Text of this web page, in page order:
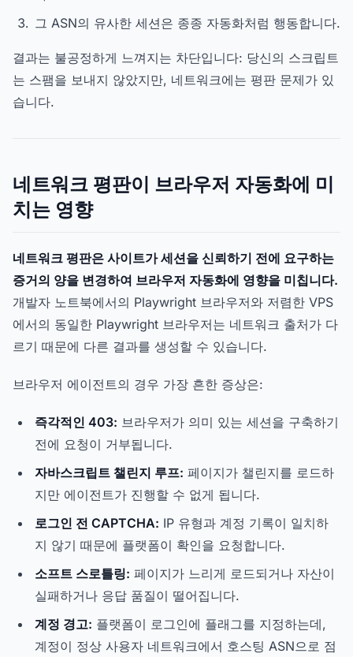
그 ASN의 유사한 세션은 종종 자동화처럼 행동합니다.
결과는 불공정하게 느껴지는 차단입니다: 당신의 스크립트
는 스팸을 보내지 않았지만, 네트워크에는 평판 문제가 있
습니다.
네트워크 평판이 브라우저 자동화에 미
치는 영향
네트워크 평판은 사이트가 세션을 신뢰하기 전에 요구하는
증거의 양을 변경하여 브라우저 자동화에 영향을 미칩니다.
개발자 노트북에서의 Playwright 브라우저와 저렴한 VPS
에서의 동일한 Playwright 브라우저는 네트워크 출처가 다
르기 때문에 다른 결과를 생성할 수 있습니다.
브라우저 에이전트의 경우 가장 흔한 증상은:
즉각적인 403: 브라우저가 의미 있는 세션을 구축하기
전에 요청이 거부됩니다.
자바스크립트 챌린지 루프: 페이지가 챌린지를 로드하
지만 에이전트가 진행할 수 없게 됩니다.
로그인 전 CAPTCHA: IP 유형과 계정 기록이 일치하
지 않기 때문에 플랫폼이 확인을 요청합니다.
소프트 스로틀링: 페이지가 느리게 로드되거나 자산이
실패하거나 응답 품질이 떨어집니다.
계정 경고: 플랫폼이 로그인에 플래그를 지정하는데,
계정이 정상 사용자 네트워크에서 호스팅 ASN으로 점